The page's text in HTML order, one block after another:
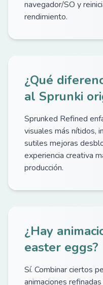
navegador/SO y
rendimiento.
¿Qué
al Sprunki
Sprunked Refined
visuales más nítidos,
sutiles mejoras
experiencia creativa
producción.
¿Hay
easter eggs?
Sí. Combinar ciertos
animaciones